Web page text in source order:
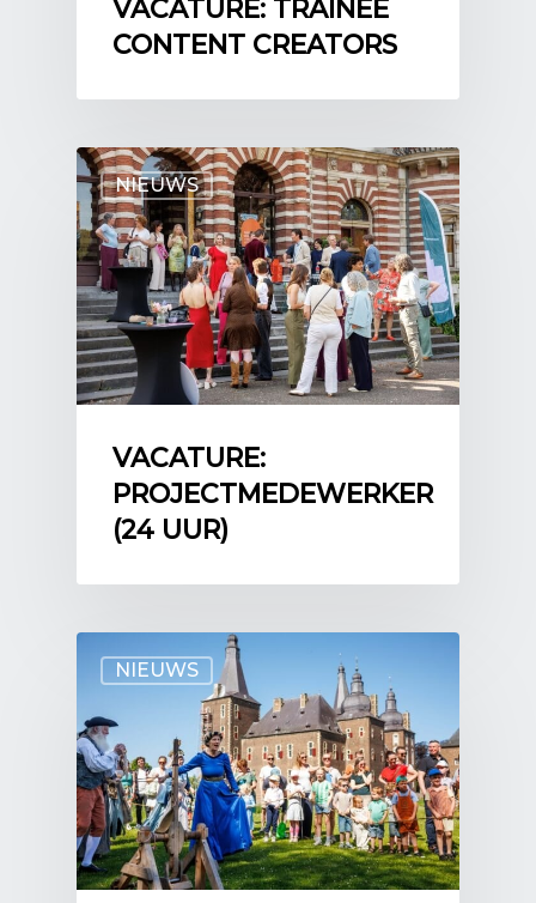
VACATURE: TRAINEE
CONTENT CREATORS
NIEUWS
VACATURE:
PROJECTMEDEWERKER
(24 UUR)
NIEUWS